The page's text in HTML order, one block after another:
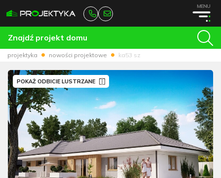
MENU
Znajdź projekt domu
projektyka nowości projektowe ka53 sz
POKAŻ ODBICIE LUSTRZANE